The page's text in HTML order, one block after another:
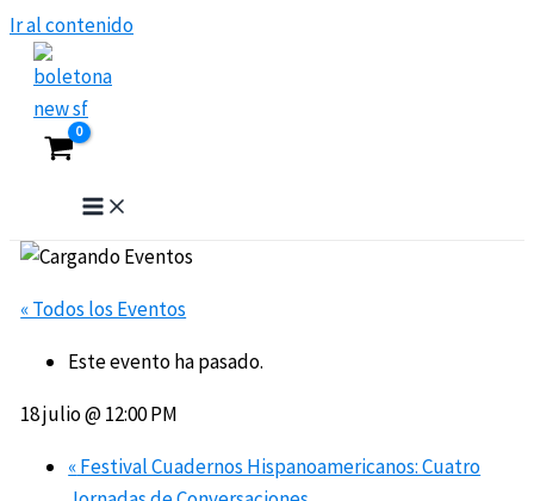
Ir al contenido
« Todos los Eventos
Este evento ha pasado.
18 julio @ 12:00 PM
«Festival Cuadernos Hispanoamericanos: Cuatro